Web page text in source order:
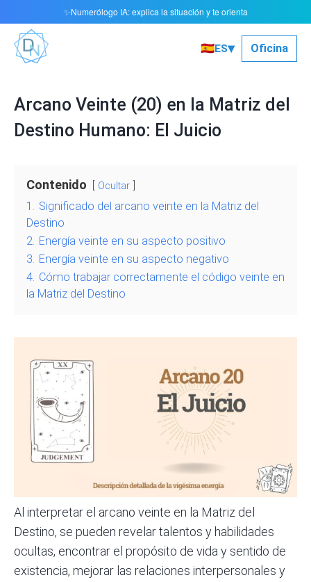
🇪🇸ES▾ Oficina
Arcano Veinte (20) en la Matriz del
Destino Humano: El Juicio
Contenido Ocultar
1. Significado del arcano veinte en la Matriz del
Destino
2. Energía veinte en su aspecto positivo
3. Energía veinte en su aspecto negativo
4. Cómo trabajar correctamente el código veinte en
la Matriz del Destino
Al interpretar el arcano veinte en la Matriz del
Destino, se pueden revelar talentos y habilidades
ocultas, encontrar el propósito de vida y sentido de
existencia, mejorar las relaciones interpersonales y
✨Numerólogo IA: explica la situación y te orienta